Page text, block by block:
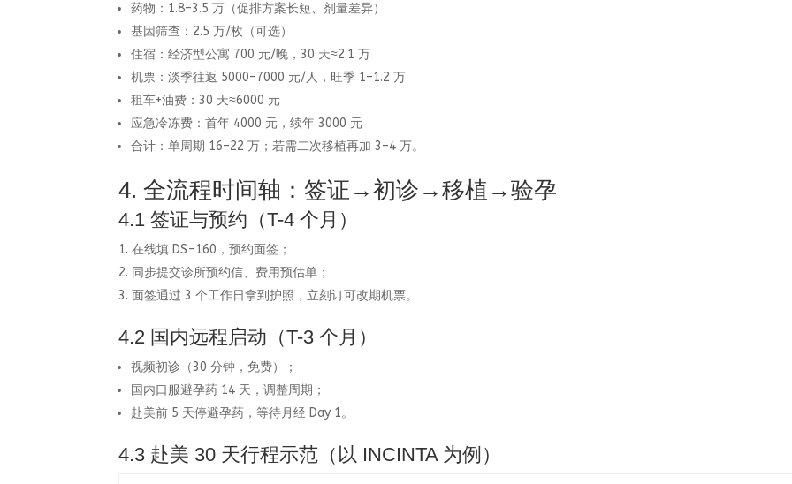
药物：1.8–3.5 万（促排方案长短、剂量差异）
基因筛查：2.5 万/枚（可选）
住宿：经济型公寓 700 元/晚，30 天≈2.1 万
机票：淡季往返 5000–7000 元/人，旺季 1–1.2 万
租车+油费：30 天≈6000 元
应急冷冻费：首年 4000 元，续年 3000 元
合计：单周期 16–22 万；若需二次移植再加 3–4 万。
4. 全流程时间轴：签证→初诊→移植→验孕
4.1 签证与预约（T-4 个月）
在线填 DS-160，预约面签；
同步提交诊所预约信、费用预估单；
面签通过 3 个工作日拿到护照，立刻订可改期机票。
4.2 国内远程启动（T-3 个月）
视频初诊（30 分钟，免费）；
国内口服避孕药 14 天，调整周期；
赴美前 5 天停避孕药，等待月经 Day 1。
4.3 赴美 30 天行程示范（以 INCINTA 为例）